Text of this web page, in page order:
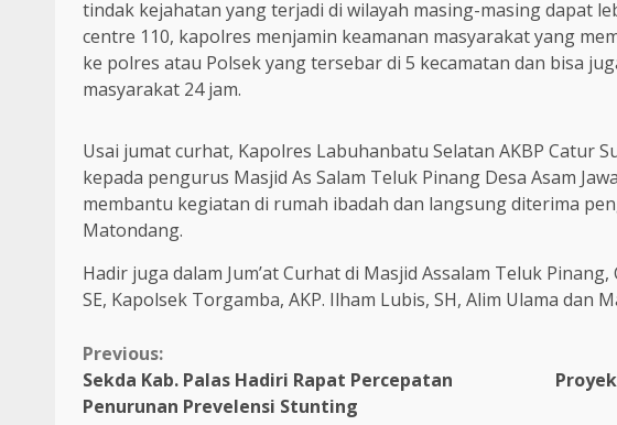
tindak kejahatan yang terjadi di wilayah masing-masing dapat
centre 110, kapolres menjamin keamanan masyarakat yang
ke polres atau Polsek yang tersebar di 5 kecamatan dan bisa
masyarakat 24 jam.
Usai jumat curhat, Kapolres Labuhanbatu Selatan AKBP Catur
kepada pengurus Masjid As Salam Teluk Pinang Desa Asam
membantu kegiatan di rumah ibadah dan langsung diterima
Matondang.
Hadir juga dalam Jum’at Curhat di Masjid Assalam Teluk
SE, Kapolsek Torgamba, AKP. Ilham Lubis, SH, Alim Ulama dan
Continue
Reading
Previous:
Sekda Kab. Palas Hadiri Rapat Percepatan
Penurunan Prevelensi Stunting